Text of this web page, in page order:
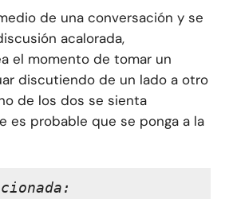
de una conversación y se
acalorada,
el momento de tomar un
discutiendo de un lado a otro
de los dos se sienta
es probable que se ponga a la